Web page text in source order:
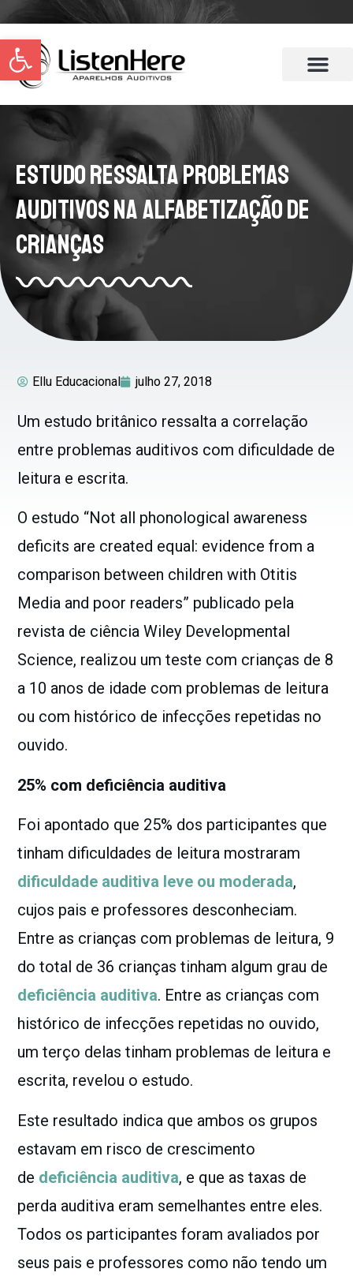
Abrir a barra de ferramentas
Estudo Ressalta Problemas
Auditivos na Alfabetização de
Crianças
Ellu Educacional julho 27, 2018
Um estudo britânico ressalta a correlação
entre problemas auditivos com dificuldade de
leitura e escrita.
O estudo “Not all phonological awareness
deficits are created equal: evidence from a
comparison between children with Otitis
Media and poor readers” publicado pela
revista de ciência Wiley Developmental
Science, realizou um teste com crianças de 8
a 10 anos de idade com problemas de leitura
ou com histórico de infecções repetidas no
ouvido.
25% com deficiência auditiva
Foi apontado que 25% dos participantes que
tinham dificuldades de leitura mostraram
dificuldade auditiva leve ou moderada,
cujos pais e professores desconheciam.
Entre as crianças com problemas de leitura, 9
do total de 36 crianças tinham algum grau de
deficiência auditiva. Entre as crianças com
histórico de infecções repetidas no ouvido,
um terço delas tinham problemas de leitura e
escrita, revelou o estudo.
Este resultado indica que ambos os grupos
estavam em risco de crescimento
de deficiência auditiva, e que as taxas de
perda auditiva eram semelhantes entre eles.
Todos os participantes foram avaliados por
seus pais e professores como não tendo um